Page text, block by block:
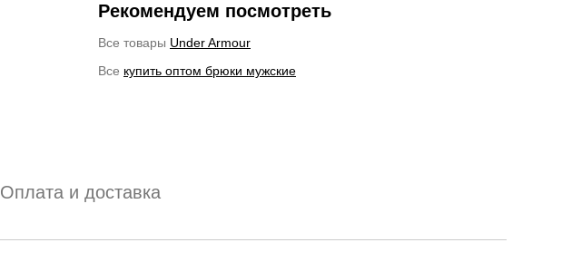
Рекомендуем посмотреть
Все товары Under Armour
Все купить оптом брюки мужские
Оплата и доставка